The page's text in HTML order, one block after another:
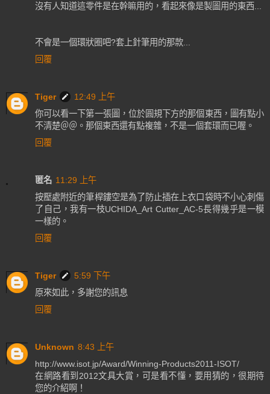
沒有人知道這零件是在幹嘛用的，看起來像是製圖用的東西...
不會是一個環狀圈吧?套上針筆用的那款...
回覆
Tiger
12:49 上午
你可以看一下第一張圖，位於圓規下方的那個東西，圖有點小
不清楚＠＠。那個東西還有點複雜，不是一個套環而已喔。
回覆
匿名 11:29 上午
按壓處附近的筆桿鏤空是為了防止插在上衣口袋時不小心刺傷
了自己，我有一枝UCHIDA_Art Cutter_AC-5長得幾乎是一模
一樣的。
回覆
Tiger
5:59 下午
原來如此，多謝您的訊息
回覆
Unknown 8:43 上午
http://www.isot.jp/Award/Winning-Products2011-ISOT/
在網路看到2012文具大賞，可是看不懂，要用猜的，很期待
您的介紹啊！